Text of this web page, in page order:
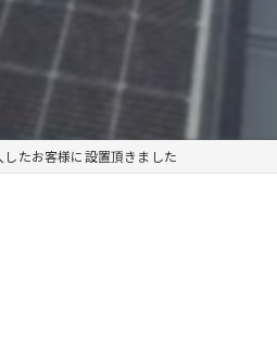
壁
したお客様に設置頂きました